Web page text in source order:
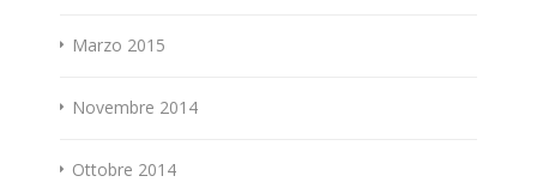
Marzo 2015
Novembre 2014
Ottobre 2014